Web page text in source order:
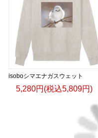
isoboシマエナガスウェット
5,280円(税込5,809円)